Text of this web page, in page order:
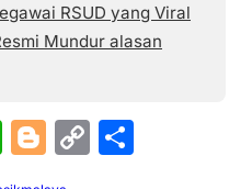
RSUD yang Viral
Mundur alasan
W Bl C